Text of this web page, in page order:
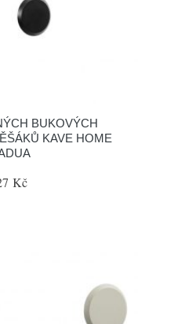
BUKOVÝCH
KAVE HOME
Kč